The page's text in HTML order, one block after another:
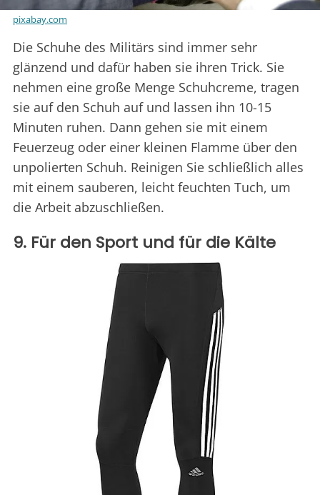
pixabay.com
Die Schuhe des Militärs sind immer sehr
glänzend und dafür haben sie ihren Trick. Sie
nehmen eine große Menge Schuhcreme, tragen
sie auf den Schuh auf und lassen ihn 10-15
Minuten ruhen. Dann gehen sie mit einem
Feuerzeug oder einer kleinen Flamme über den
unpolierten Schuh. Reinigen Sie schließlich alles
mit einem sauberen, leicht feuchten Tuch, um
die Arbeit abzuschließen.
9. Für den Sport und für die Kälte